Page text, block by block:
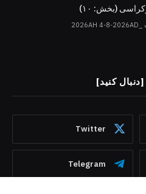
(بخش: ۱۰)
کنید]
Twitter
Telegram